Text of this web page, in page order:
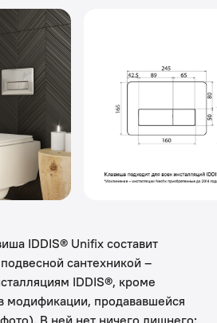
IDDIS® Unifix составит
сантехникой –
IDDIS®, кроме
модификации, продававшейся
В ней нет ничего лишнего: